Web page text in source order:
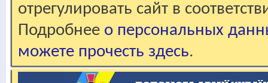
отрегулировать сайт в
Подробнее о персональных
можете прочесть здесь.